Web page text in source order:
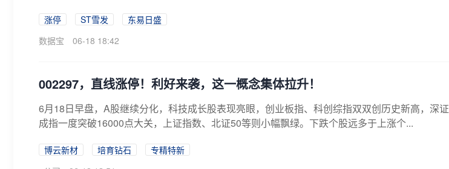
涨停 ST雪发
东易日盛
数据宝
06-18 18:42
002297，直线涨停！利好来袭，这一概念集体拉升！
6月18日早盘，A股继续分化，科技成长股表现亮眼，创业板指、科创综指双双创历史新高，深证
成指一度突破16000点大关，上证指数、北证50等则小幅飘绿。下跌个股远多于上涨个...
博云新材 培育钻石
专精特新